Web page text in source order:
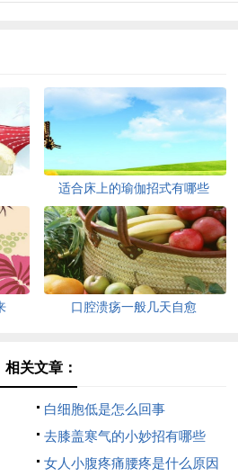
适合床上的瑜伽招式有哪些
口腔溃疡一般几天自愈
相关文章：
白细胞低是怎么回事
去膝盖寒气的小妙招有哪些
女人小腹疼痛腰疼是什么原因